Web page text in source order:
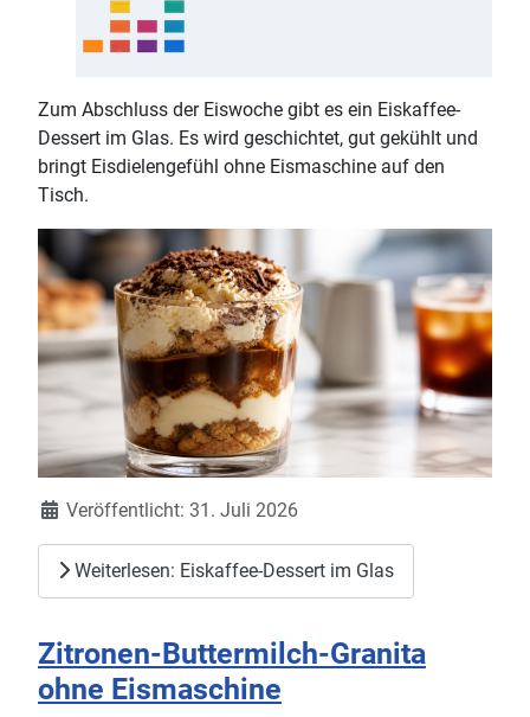
Zum Abschluss der Eiswoche gibt es ein Eiskaffee-
Dessert im Glas. Es wird geschichtet, gut gekühlt und
bringt Eisdielengefühl ohne Eismaschine auf den
Tisch.
DetailsVeröffentlicht: 31. Juli 2026
Weiterlesen: Eiskaffee-Dessert im Glas
Zitronen-Buttermilch-Granita
ohne Eismaschine